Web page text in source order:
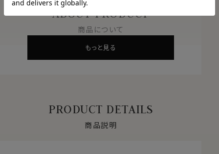
ABOUT PRODUCT
商品について
もっと見る
PRODUCT DETAILS
商品説明